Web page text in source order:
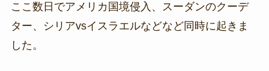
ここ数日でアメリカ国境侵入、スーダンのクーデ
ター、シリアvsイスラエルなどなど同時に起きま
した。